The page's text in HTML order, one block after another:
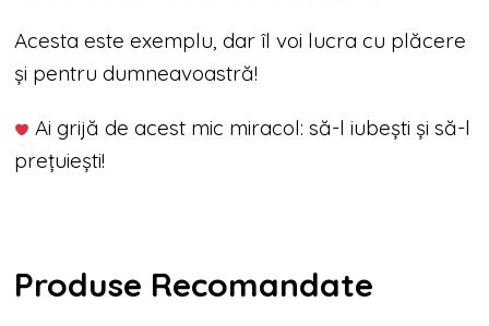
Acesta este exemplu, dar îl voi lucra cu plăcere
și pentru dumneavoastră!
Ai grijă de acest mic miracol: să-l iubești și să-l
prețuiești!
Produse Recomandate